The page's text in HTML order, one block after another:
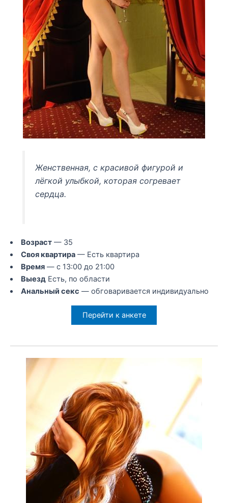
Женственная, с красивой фигурой и
лёгкой улыбкой, которая согревает
сердца.
Возраст— 35
Своя квартира— Есть квартира
Время— с 13:00 до 21:00
ВыездЕсть, по области
Анальный секс — обговаривается индивидуально
Перейти к анкете